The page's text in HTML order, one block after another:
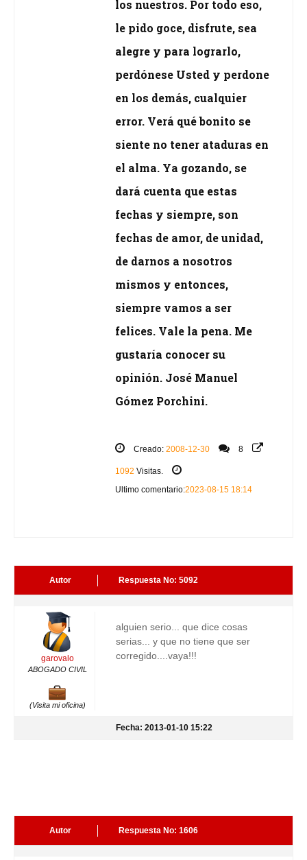
los nuestros. Por todo eso,
le pido goce, disfrute, sea
alegre y para lograrlo,
perdónese Usted y perdone
en los demás, cualquier
error. Verá qué bonito se
siente no tener ataduras en
el alma. Ya gozando, se
dará cuenta que estas
fechas y siempre, son
fechas de amor, de unidad,
de darnos a nosotros
mismos y entonces,
siempre vamos a ser
felices. Vale la pena. Me
gustaría conocer su
opinión. José Manuel
Gómez Porchini.
Creado: 2008-12-30 8
1092 Visitas.
Ultimo comentario:2023-08-15 18:14
Autor Respuesta No: 5092
garovalo
ABOGADO CIVIL
(Visita mi oficina)
alguien serio... que dice cosas
serias... y que no tiene que ser
corregido....vaya!!!
Fecha: 2013-01-10 15:22
Autor Respuesta No: 1606